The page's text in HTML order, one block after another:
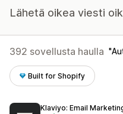
Lähetä oikea viesti
392 sovellusta haulla
Built for Shopify
Klaviyo: Email